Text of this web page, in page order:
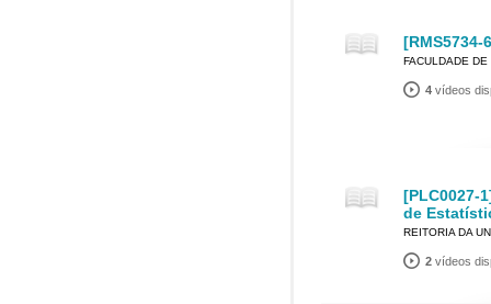
FACULDADE
4 vídeos
[PLC0027-
de
REITORIA DA
2 vídeos